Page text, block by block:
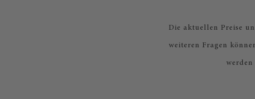
Die aktuellen Preise
weiteren Fragen